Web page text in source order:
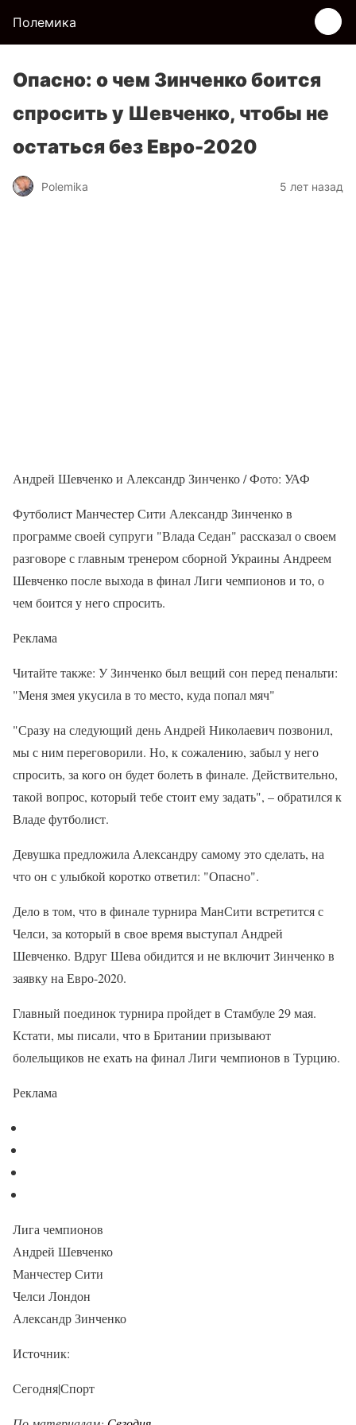
Полемика
Опасно: о чем Зинченко боится
спросить у Шевченко, чтобы не
остаться без Евро-2020
Polemika 5 лет назад
Андрей Шевченко и Александр Зинченко / Фото: УАФ
Футболист Манчестер Сити Александр Зинченко в
программе своей супруги "Влада Седан" рассказал о своем
разговоре с главным тренером сборной Украины Андреем
Шевченко после выхода в финал Лиги чемпионов и то, о
чем боится у него спросить.
Реклама
Читайте также: У Зинченко был вещий сон перед пенальти:
"Меня змея укусила в то место, куда попал мяч"
"Сразу на следующий день Андрей Николаевич позвонил,
мы с ним переговорили. Но, к сожалению, забыл у него
спросить, за кого он будет болеть в финале. Действительно,
такой вопрос, который тебе стоит ему задать", – обратился к
Владе футболист.
Девушка предложила Александру самому это сделать, на
что он с улыбкой коротко ответил: "Опасно".
Дело в том, что в финале турнира МанСити встретится с
Челси, за который в свое время выступал Андрей
Шевченко. Вдруг Шева обидится и не включит Зинченко в
заявку на Евро-2020.
Главный поединок турнира пройдет в Стамбуле 29 мая.
Кстати, мы писали, что в Британии призывают
болельщиков не ехать на финал Лиги чемпионов в Турцию.
Реклама
Лига чемпионов
Андрей Шевченко
Манчестер Сити
Челси Лондон
Александр Зинченко
Источник:
Сегодня|Спорт